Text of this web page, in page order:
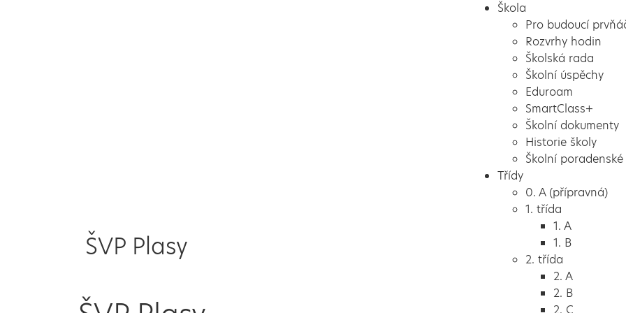
Škola
Pro budoucí
Rozvrhy hodin
Školská rada
Školní úspěchy
Eduroam
SmartClass+
Školní dokumenty
Historie školy
Školní
Třídy
0. A (přípravná)
1. třída
1. A
1. B
2. třída
2. A
2. B
ŠVP Plasy